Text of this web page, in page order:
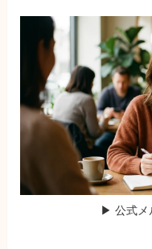
▶ 公式メ